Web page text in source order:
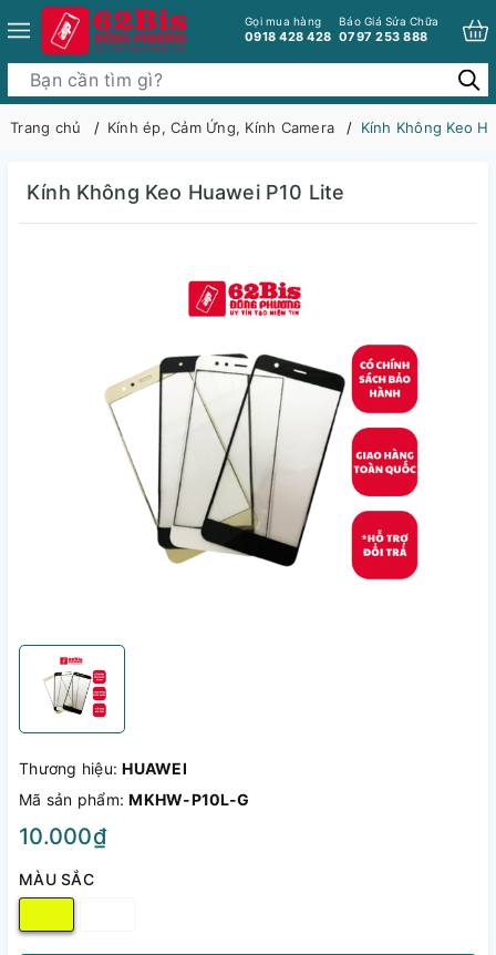
Gọi mua hàng
0918 428 428
Báo Giá Sửa Chữa
0797 253 888
Trang chủ Kính ép, Cảm Ứng, Kính Camera Kính Không Keo
Kính Không Keo Huawei P10 Lite
Thương hiệu:HUAWEI
Mã sản phẩm:MKHW-P10L-G
10.000₫
MÀU SẮC